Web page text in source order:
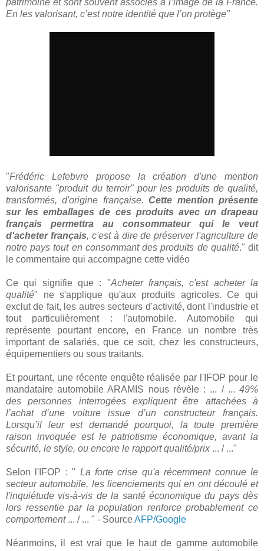
En les valorisant, c’est notre identité que l’on protège"
"Frédéric Lefebvre propose la création d'une mention
valorisante "produit du terroir" pour les produits de qualité,
transformés, d'origine française.Cette mention présente
sur les emballages de ces produits avec un drapeau
français permettra au consommateur qui le veut
d'acheter français, c'est à dire de préserver l'agriculture de
notre pays tout en consommant des produits de qualité." dit
le commentaire qui accompagne cette vidéo
Ce qui signifie que : "Acheter français, c'est acheter la
qualité" ne s'applique qu'aux produits agricoles. Ce qui
exclut de fait, les autres secteurs d'activité, dont l'industrie et
tout particulièrement : l'automobile. Automobile qui
représente pourtant encore, en France un nombre très
important de salariés, que ce soit, chez les constructeurs,
équipementiers ou sous traitants.
Et pourtant, une récente enquête réalisée par l'IFOP pour le
mandataire automobile ARAMIS nous révèle : ... / ... 49%
des personnes interrogées expliquent être attachées à
l’achat d’une voiture issue d’un constructeur français.
Lorsqu’il leur est demandé pourquoi, la toute première
raison invoquée est le patriotisme économique, avant la
sécurité, le style, ou encore le rapport qualité/prix ... / ..."
Selon l'IFOP : " La forte crise qu'a récemment connue le
secteur automobile, les licenciements qui en ont découlé et
l'inquiétude vis-à-vis de la santé économique du pays dès
lors ressentie par la population renforce probablement ce
comportement... / ... " - SourceAFP/Google
Néanmoins, il est vrai que le haut de gamme automobile